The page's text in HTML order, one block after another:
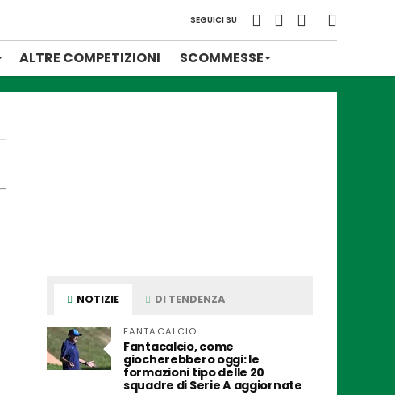
SEGUICI SU
ALTRE COMPETIZIONI SCOMMESSE
NOTIZIE DI TENDENZA
FANTACALCIO
Fantacalcio, come
giocherebbero oggi: le
formazioni tipo delle 20
squadre di Serie A aggiornate